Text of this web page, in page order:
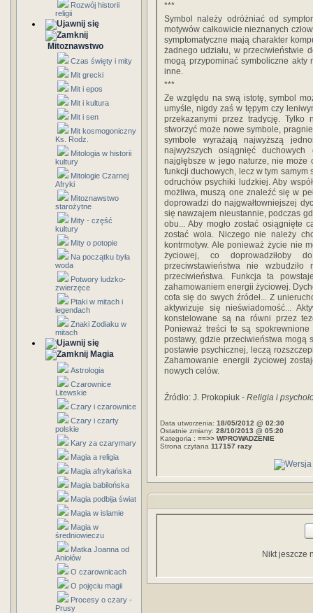
Rozwój historii
religii
Mitoznawstwo
Czas święty i mity
Mit grecki
Mit i epos
Mit i kultura
Mit i sen
Mit kosmogoniczny
Ks. Rodz.
Mitologia w historii
kultury
Mitologie Czarnej
Afryki
Mitoznawstwo
starożytne
Mity - część
kultury
Mity o potopie
Na początku była
woda
Potwory ludzko-
zwierzęce
Ptaki w mitach i
legendach
Znaki Zodiaku w
mitach
Magia
Astrologia
Czarownice
Litewskie
Czary i czarownice
Czary i czarty
polskie
Kary za czarymary
Magia a religia
Magia afrykańska
Magia babilońska
Magia podbija świat
Magia w islamie
Magia w
średniowieczu
Matka Joanna od
Aniołów
O czarownicach
O pojęciu magii
Procesy o czary -
Prusy
***
Symbol należy odróżniać od
motywów całkowicie nieznanych
symptomatyczne mają charakter
żadnego udziału, w przeciwieństwie
mogą przypominać symboliczne akty
inne.
***
Ze względu na swą istotę, symbol
umyśle, nigdy zaś w tępym czy
przekazanymi przez tradycję. Tylko
stworzyć może nowe symbole,
symbole wyrażają najwyższą
najwyższych osiągnięć
najgłębsze w jego naturze, nie może
funkcji duchowych, lecz w tym
odruchów psychiki ludzkiej. Aby
możliwa, muszą one znaleźć się w
doprowadzi do najgwałtowniejszej
się nawzajem nieustannie, podczas
obu... Aby mogło zostać osiągnięte
zostać wola. Niczego nie należy
kontrmotyw. Ale ponieważ życie nie
życiowej, co doprowadziłoby
przeciwstawieństwa nie
przeciwieństwa. Funkcja ta
zahamowaniem energii życiowej.
cofa się do swych źródeł... Z
aktywizuje się nieświadomość...
konstelowane są na równi przez
Ponieważ treści te są
postawy, gdzie przeciwieństwa mogą
postawie psychicznej, leczą
Zahamowanie energii życiowej
nowych celów.
Źródło: J. Prokopiuk - Religia i
Data utworzenia: 18/05/2012 @ 02:30
Ostatnie zmiany: 28/10/2013 @ 05:20
Kategoria : ==>> WPROWADZENIE
Strona czytana 117157 razy
Nikt jeszcze